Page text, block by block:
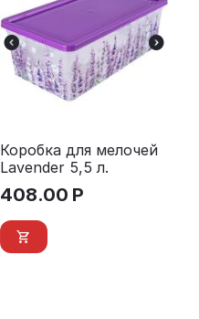
Коробка для мелочей
Lavender 5,5 л.
408.00 Р